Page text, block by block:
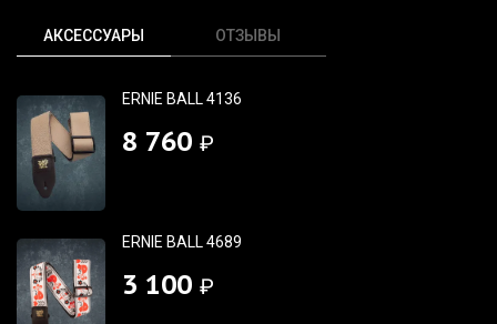
АКСЕССУАРЫ ОТЗЫВЫ
ERNIE BALL 4136
8 760 ₽
ERNIE BALL 4689
3 100 ₽